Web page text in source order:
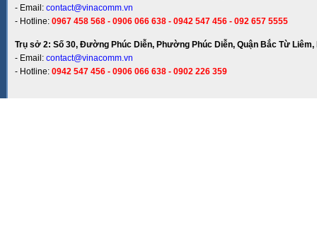
- Email: contact@vinacomm.vn
- Hotline: 0967 458 568 - 0906 066 638 - 0942 547 456 - 092 657 5555
Trụ sở 2: Số 30, Đường Phúc Diễn, Phường Phúc Diễn, Quận Bắc Từ Liêm,
- Email: contact@vinacomm.vn
- Hotline: 0942 547 456 - 0906 066 638 - 0902 226 359